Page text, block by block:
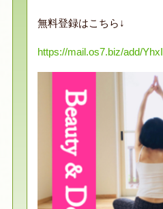
無料登録はこちら↓
https://mail.os7.biz/add/YhxI